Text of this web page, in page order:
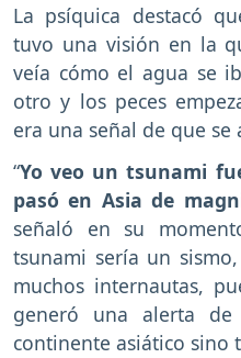
La psíquica destacó
tuvo una visión en la
veía cómo el agua se
otro y los peces
era una señal de que se
“Yo veo un tsunami
pasó en Asia de
señaló en su
tsunami sería un
muchos internautas,
generó una alerta
continente asiático sino